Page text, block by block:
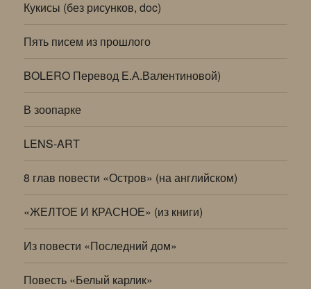
Кукисы (без рисунков, doc)
Пять писем из прошлого
BOLERO Перевод Е.А.Валентиновой)
В зоопарке
LENS-ART
8 глав повести «Остров» (на английском)
«ЖЕЛТОЕ И КРАСНОЕ» (из книги)
Из повести «Последний дом»
Повесть «Белый карлик»